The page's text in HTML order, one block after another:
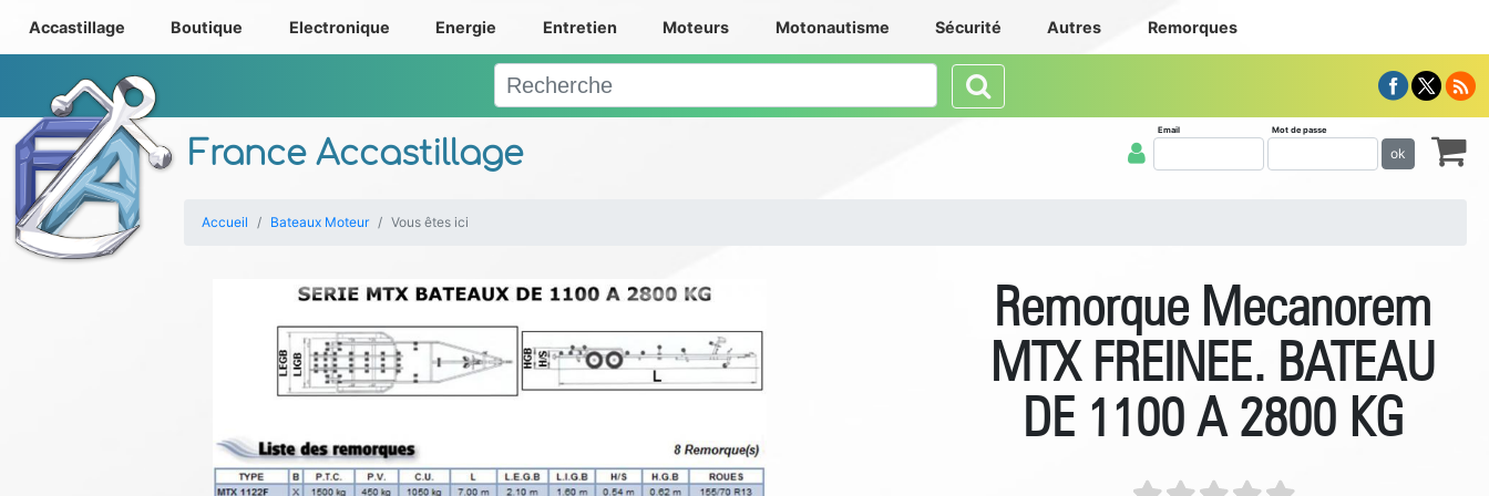
France Accastillage
Accastillage Boutique Electronique Energie Entretien Moteurs Motonautisme Sécurité Autres Remorques
Email Mot de passe
ok
Accueil Bateaux Moteur Vous êtes ici
Remorque Mecanorem
MTX FREINEE. BATEAU
DE 1100 A 2800 KG